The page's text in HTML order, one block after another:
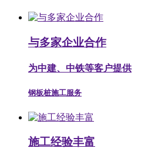
与多家企业合作
为中建、中铁等客户提供
钢板桩施工服务
施工经验丰富